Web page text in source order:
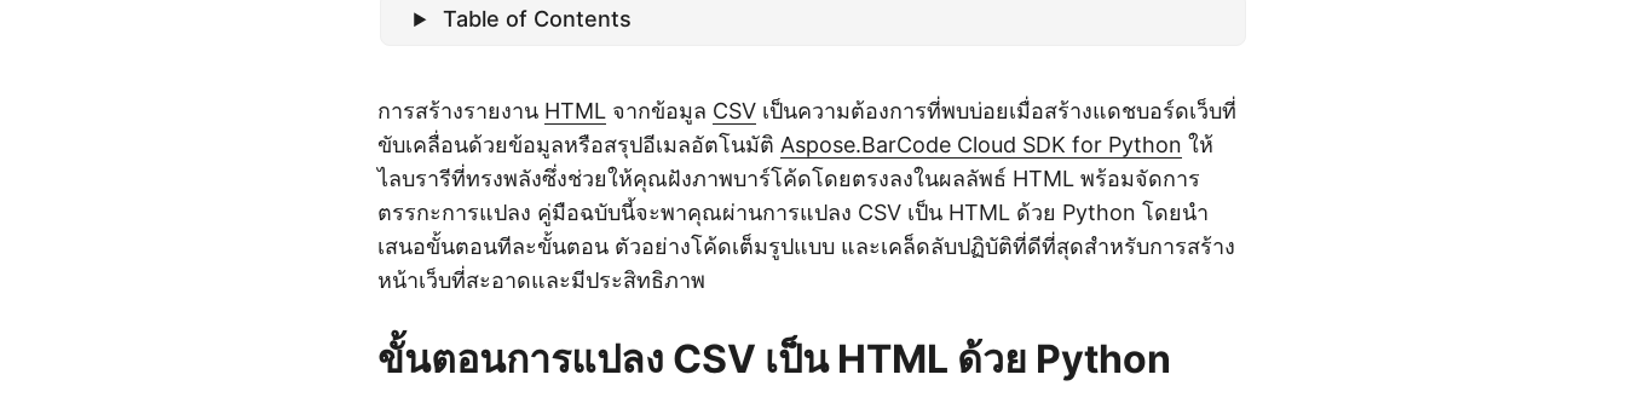
Table of Contents
การสร้างรายงาน HTML จากข้อมูล CSV เป็นความต้องการที่พบบ่อยเมื่อสร้างแดชบอร์ดเว็บที่
ขับเคลื่อนด้วยข้อมูลหรือสรุปอีเมลอัตโนมัติ Aspose.BarCode Cloud SDK for Python ให้
ไลบรารีที่ทรงพลังซึ่งช่วยให้คุณฝังภาพบาร์โค้ดโดยตรงลงในผลลัพธ์ HTML พร้อมจัดการ
ตรรกะการแปลง คู่มือฉบับนี้จะพาคุณผ่านการแปลง CSV เป็น HTML ด้วย Python โดยนำ
เสนอขั้นตอนทีละขั้นตอน ตัวอย่างโค้ดเต็มรูปแบบ และเคล็ดลับปฏิบัติที่ดีที่สุดสำหรับการสร้าง
หน้าเว็บที่สะอาดและมีประสิทธิภาพ
ขั้นตอนการแปลง CSV เป็น HTML ด้วย Python